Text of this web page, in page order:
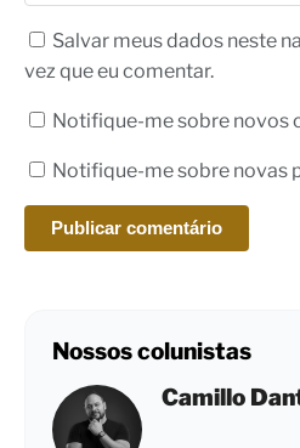
Salvar meus dados neste
vez que eu comentar.
Notifique-me sobre novos
Notifique-me sobre novas
Nossos colunistas
Camillo